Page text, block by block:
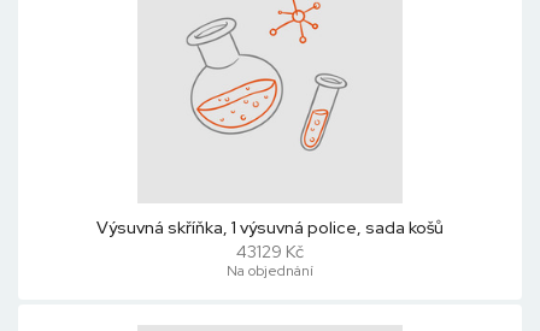
Výsuvná skříňka, 1 výsuvná police, sada košů
43129 Kč
Na objednání